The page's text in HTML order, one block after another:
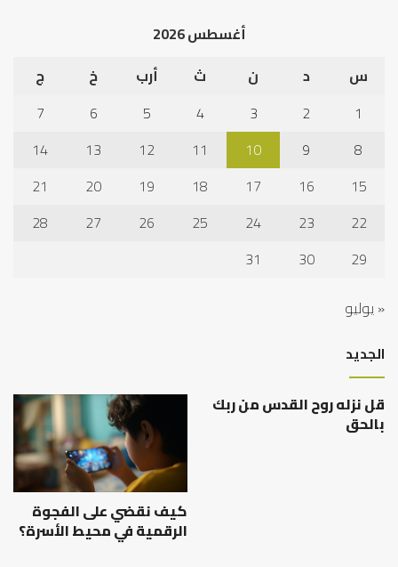
أغسطس 2026
س
د ن ث أرب خ
ج
1
2
3
4
5
6
7
8
9
10
11
12
13
14
15
16
17
18
19
20
21
22
23
24
25
26
27
28
29
30
31
« يوليو
الجديد
قل نزله روح القدس من ربك
بالحق
كيف نقضي على الفجوة
الرقمية في محيط الأسرة؟